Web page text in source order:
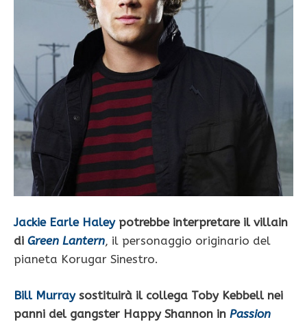
Jackie Earle Haleypotrebbe interpretare il villain
di Green Lantern, il personaggio originario del
pianeta Korugar Sinestro.
Bill Murraysostituirà il collega Toby Kebbell nei
panni del gangster Happy Shannon in Passion